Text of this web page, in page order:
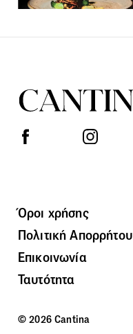
Όροι χρήσης
Πολιτική Απορρήτου
Επικοινωνία
Ταυτότητα
© 2026 Cantina